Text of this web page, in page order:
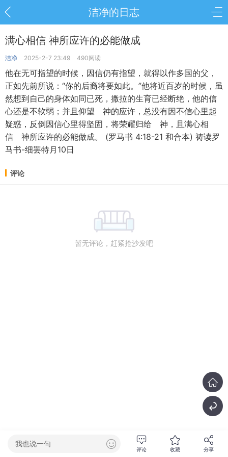
洁净的日志
满心相信 神所应许的必能做成
洁净 2025-2-7 23:49 490阅读
他在无可指望的时候，因信仍有指望，就得以作多国的父，
正如先前所说：“你的后裔将要如此。”他将近百岁的时候，虽
然想到自己的身体如同已死，撒拉的生育已经断绝，他的信
心还是不软弱；并且仰望 神的应许，总没有因不信心里起
疑惑，反倒因信心里得坚固，将荣耀归给 神，且满心相
信 神所应许的必能做成。 (罗马书 4:18-21 和合本) 祷读罗
马书-细罢特月10日
评论
暂无评论，赶紧抢沙发吧
我也说一句
评论 收藏 分享